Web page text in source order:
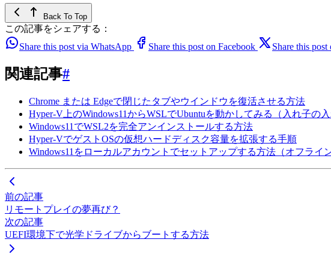
Back To Top
この記事をシェアする：
Share this post via WhatsApp
Share this post on Facebook Share this post
関連記事#
Chrome または Edgeで閉じたタブやウインドウを復活させる方法
Hyper-V上のWindows11からWSLでUbuntuを動かしてみる（入れ子の入
Windows11でWSL2を完全アンインストールする方法
Hyper-VでゲストOSの仮想ハードディスク容量を拡張する手順
Windows11をローカルアカウントでセットアップする方法（オフライ
前の記事
リモートプレイの夢再び？
次の記事
UEFI環境下で光学ドライブからブートする方法